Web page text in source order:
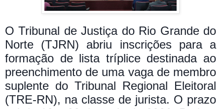
O Tribunal de Justiça do Rio Grande do
Norte (TJRN) abriu inscrições para a
formação de lista tríplice destinada ao
preenchimento de uma vaga de membro
suplente do Tribunal Regional Eleitoral
(TRE-RN), na classe de jurista. O prazo